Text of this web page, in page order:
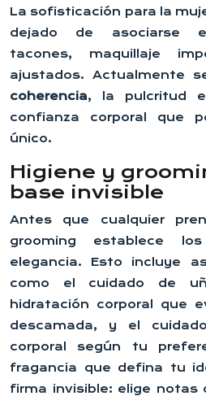
La sofisticación para la
dejado de asociarse
tacones, maquillaje
ajustados. Actualmente
coherencia, la pulcritud
confianza corporal que
único.
Higiene y
base invisible
Antes que cualquier
grooming establece
elegancia. Esto incluye
como el cuidado de
hidratación corporal que
descamada, y el
corporal según tu
fragancia que defina tu
firma invisible: elige notas